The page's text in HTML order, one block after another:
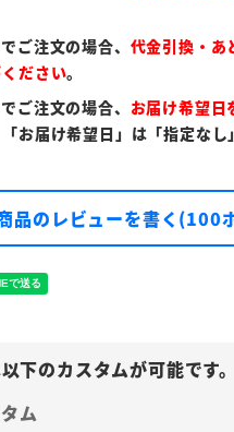
ご注文の場合、 代金引換・あ
ださい。
ご注文の場合、 お届け希望日
「お届け希望日」は「指定な
品のレビューを書く(100
ム